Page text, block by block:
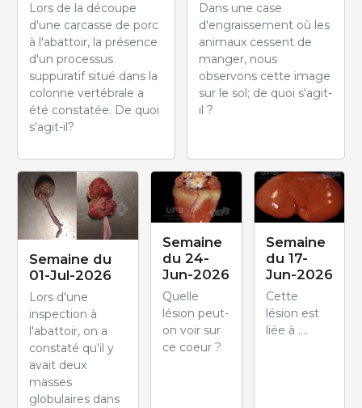
Lors de la découpe
d'une carcasse de porc
à l'abattoir, la présence
d'un processus
suppuratif situé dans la
colonne vertébrale a
été constatée. De quoi
s'agit-il?
Dans une case
d'engraissement où les
animaux cessent de
manger, nous
observons cette image
sur le sol; de quoi s'agit-
il ?
Semaine du
01-Jul-2026
Lors d'une
inspection à
l'abattoir, on a
constaté qu'il y
avait deux
masses
globulaires dans
Semaine
du 24-
Jun-2026
Quelle
lésion peut-
on voir sur
ce coeur ?
Semaine
du 17-
Jun-2026
Cette
lésion est
liée à ....